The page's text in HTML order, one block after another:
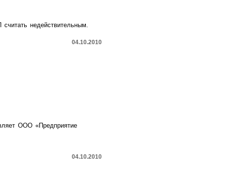
недействительным.
04.10.2010
ООО «Предприятие
04.10.2010